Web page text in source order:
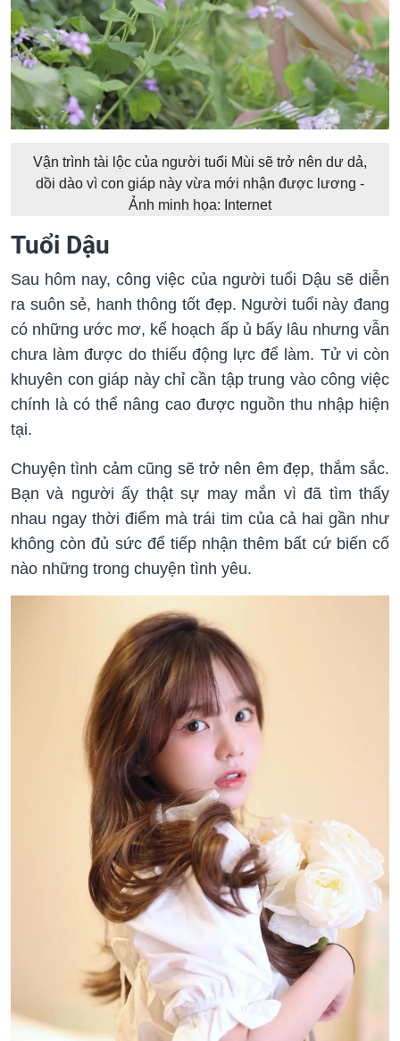
Vận trình tài lộc của người tuổi Mùi sẽ trở nên dư dả,
dồi dào vì con giáp này vừa mới nhận được lương -
Ảnh minh họa: Internet
Tuổi Dậu
Sau hôm nay, công việc của người tuổi Dậu sẽ diễn
ra suôn sẻ, hanh thông tốt đẹp. Người tuổi này đang
có những ước mơ, kế hoạch ấp ủ bấy lâu nhưng vẫn
chưa làm được do thiếu động lực để làm. Tử vi còn
khuyên con giáp này chỉ cần tập trung vào công việc
chính là có thể nâng cao được nguồn thu nhập hiện
tại.
Chuyện tình cảm cũng sẽ trở nên êm đẹp, thắm sắc.
Bạn và người ấy thật sự may mắn vì đã tìm thấy
nhau ngay thời điểm mà trái tim của cả hai gần như
không còn đủ sức để tiếp nhận thêm bất cứ biến cố
nào những trong chuyện tình yêu.